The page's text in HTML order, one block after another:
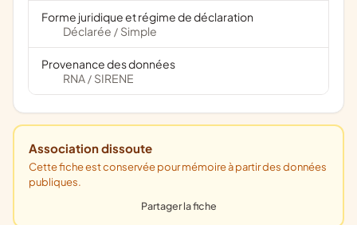
Forme juridique et régime de déclaration
Déclarée / Simple
Provenance des données
RNA / SIRENE
Association dissoute
Cette fiche est conservée pour mémoire à partir des données
publiques.
Partager la fiche